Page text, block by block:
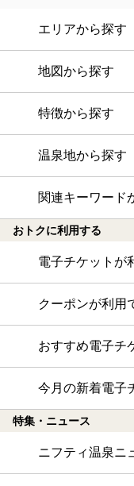
エリアから探す
地図から探す
特徴から探す
温泉地から探す
関連キーワード
おトクに利用する
電子チケットが
クーポンが利用
おすすめ電子チ
今月の新着電子
特集・ニュース
ニフティ温泉ニ